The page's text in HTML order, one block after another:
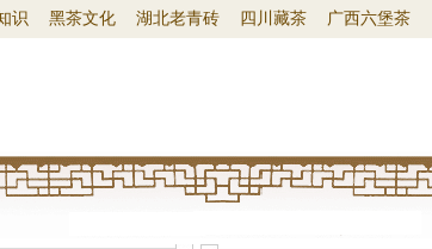
识 黑茶文化 湖北老青砖 四川藏茶 广西六堡茶